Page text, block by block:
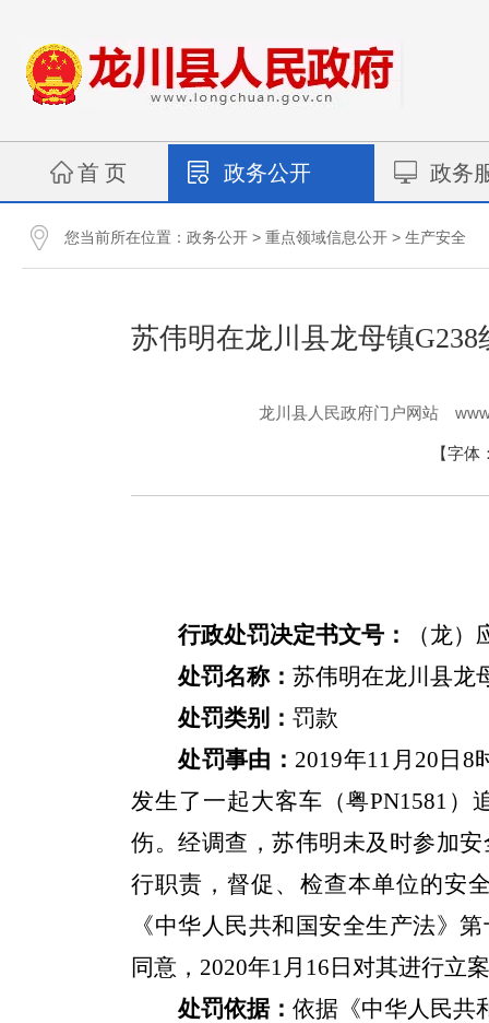
首 页 政务公开 政务
您当前所在位置： 政务公开 > 重点领域信息公开 > 生产安全
苏伟明在龙川县龙母镇G238
龙川县人民政府门户网站
【字体
行政处罚决定书文号：
（龙
处罚名称：苏伟明在龙川县龙
处罚类别：罚款
处罚事由： 2019年11 月 20 日 8
发生了一起大客车（粤PN1581 ）
伤。经调查，苏伟明未及时参加
行职责，督促、检查本单位的安
《中华人民共和国安全生产法》
同意， 2020年1月 16 日对其进行立
处罚依据：依据 《中华人民